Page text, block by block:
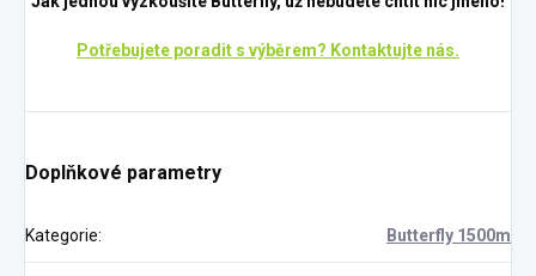
Potřebujete poradit s výběrem? Kontaktujte nás.
Doplňkové parametry
Kategorie: Butterfly 1500m